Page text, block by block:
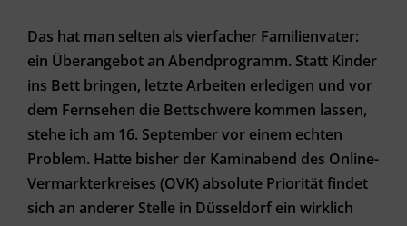
Das hat man selten als vierfacher Familienvater:
ein Überangebot an Abendprogramm. Statt Kinder
ins Bett bringen, letzte Arbeiten erledigen und vor
dem Fernsehen die Bettschwere kommen lassen,
stehe ich am 16. September vor einem echten
Problem. Hatte bisher der Kaminabend des Online-
Vermarkterkreises (OVK) absolute Priorität findet
sich an anderer Stelle in Düsseldorf ein wirklich